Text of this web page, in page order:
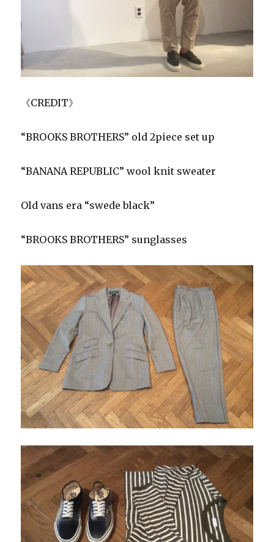
《CREDIT》
“BROOKS BROTHERS” old 2piece set up
“BANANA REPUBLIC” wool knit sweater
Old vans era “swede black”
“BROOKS BROTHERS” sunglasses